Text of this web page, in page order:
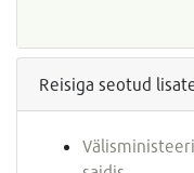
Reisiga seotud